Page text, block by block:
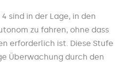
sind in der Lage, in den
zu fahren, ohne dass
erforderlich ist. Diese Stufe
Überwachung durch den